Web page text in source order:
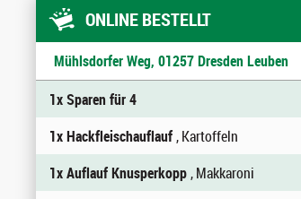
ONLINE BESTELLT
Mühlsdorfer Weg, 01257 Dresden Leuben
1x Sparen für 4
1x Hackfleischauflauf, Kartoffeln
1x Auflauf Knusperkopp, Makkaroni